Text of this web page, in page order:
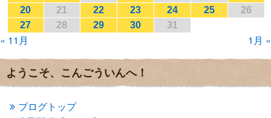
2017年1月(2)
2016年12月(4)
2016年11月(3)
2016年10月
2016年8月
2016年7月
(3)
2016年5月(3)
20 21 22 23 24 25
26
27
28 29 30 31
« 11月 1月 »
ようこそ、こんごういんへ！
ブログトップ